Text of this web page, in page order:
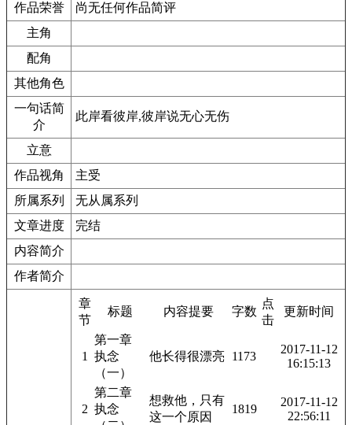
作品荣誉
尚无任何作品简评
主角
配角
其他角色
一句话简
介
此岸看彼岸,彼岸说无心无伤
立意
作品视角
主受
所属系列
无从属系列
文章进度
完结
内容简介
作者简介
章
节
标题 内容提要 字数
点
击
更新时间
1
第一章
执念
（一）
他长得很漂亮 1173
2017-11-12
16:15:13
2
第二章
执念
想救他，只有
这一个原因
1819
2017-11-12
22:56:11